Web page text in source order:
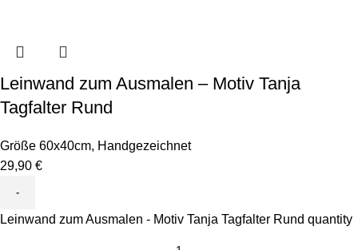
Leinwand zum Ausmalen – Motiv Tanja
Tagfalter Rund
Größe 60x40cm, Handgezeichnet
29,90 €
Leinwand zum Ausmalen - Motiv Tanja Tagfalter Rund quantity